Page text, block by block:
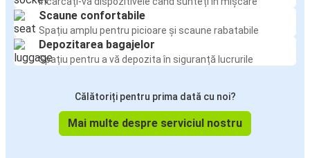
Scaune confortabile
Spațiu amplu pentru picioare și scaune rabatabile
Depozitarea bagajelor
Spațiu pentru a vă depozita în siguranță lucrurile
Călătoriți pentru prima dată cu noi?
Mai multe despre serviciul nostru